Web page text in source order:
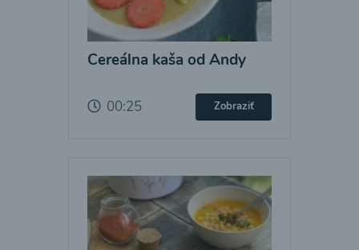
Cereálna kaša od Andy
00:25 Zobraziť